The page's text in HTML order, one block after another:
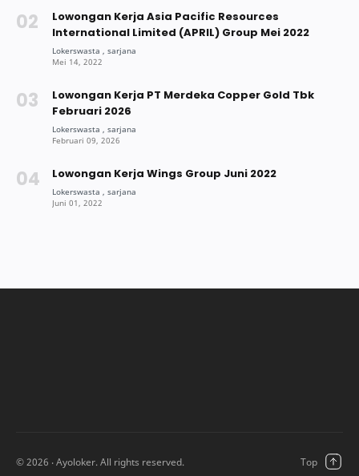
Lowongan Kerja Asia Pacific Resources
International Limited (APRIL) Group Mei 2022
Lowongan Kerja PT Merdeka Copper Gold Tbk
Februari 2026
Lowongan Kerja Wings Group Juni 2022
©2026 ‧ Ayoloker. All rights reserved.